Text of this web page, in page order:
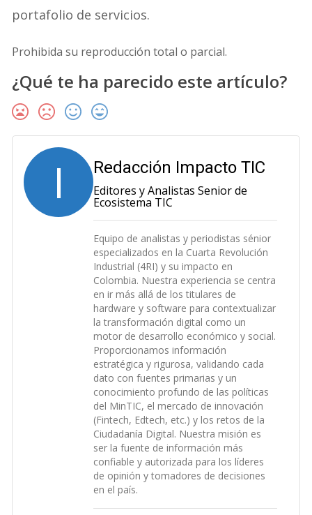
portafolio de servicios.
Prohibida su reproducción total o parcial.
¿Qué te ha parecido este artículo?
I Redacción Impacto TIC
Editores y Analistas Senior de
Ecosistema TIC
Equipo de analistas y periodistas sénior
especializados en la Cuarta Revolución
Industrial (4RI) y su impacto en
Colombia. Nuestra experiencia se centra
en ir más allá de los titulares de
hardware y software para contextualizar
la transformación digital como un
motor de desarrollo económico y social.
Proporcionamos información
estratégica y rigurosa, validando cada
dato con fuentes primarias y un
conocimiento profundo de las políticas
del MinTIC, el mercado de innovación
(Fintech, Edtech, etc.) y los retos de la
Ciudadanía Digital. Nuestra misión es
ser la fuente de información más
confiable y autorizada para los líderes
de opinión y tomadores de decisiones
en el país.